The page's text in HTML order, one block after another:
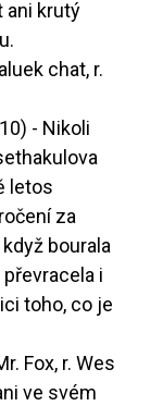
ani krutý
chat, r.
- Nikoli
letos
za
bourala
i
toho, co je
Fox, r. Wes
ve svém